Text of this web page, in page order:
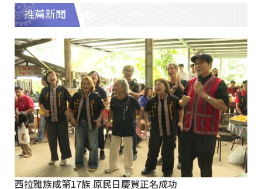
推薦新聞
西拉雅族成第17族 原民日慶賀正名成功